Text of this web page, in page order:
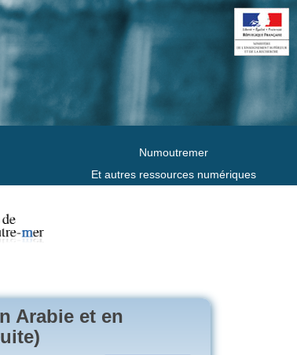
Numoutremer
Et autres ressources numériques
Arabie et en